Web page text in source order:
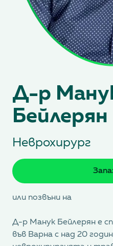
Д-р
Бейлерян
Неврохирург
или позвъни на
Д-р Манук Бейлерян е
във Варна с над 20